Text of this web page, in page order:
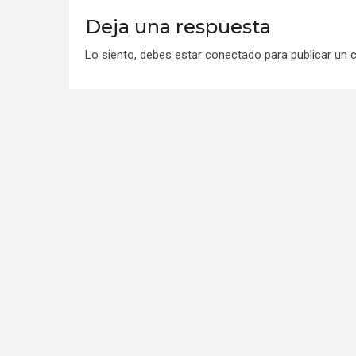
Deja una respuesta
Lo siento, debes estar conectado para publicar un